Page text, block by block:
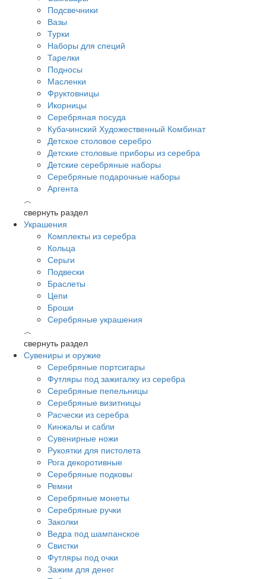
Подсвечники
Вазы
Турки
Наборы для специй
Тарелки
Подносы
Масленки
Фруктовницы
Икорницы
Серебряная посуда
Кубачинский Художественный Комбинат
Детское столовое серебро
Детские столовые приборы из серебра
Детские серебряные наборы
Серебряные подарочные наборы
Аргента
︿
свернуть раздел
Украшения
Комплекты из серебра
Кольца
Серьги
Подвески
Браслеты
Цепи
Броши
Серебряные украшения
︿
свернуть раздел
Сувениры и оружие
Серебряные портсигары
Футляры под зажигалку из серебра
Серебряные пепельницы
Серебряные визитницы
Расчески из серебра
Кинжалы и сабли
Сувенирные ножи
Рукоятки для пистолета
Рога декоротивные
Серебряные подковы
Ремни
Серебряные монеты
Серебряные ручки
Заколки
Ведра под шампанское
Свистки
Футляры под очки
Зажим для денег